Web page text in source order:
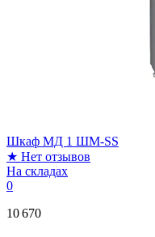
Шкаф МД 1 ШМ-SS
★ Нет отзывов
На складах
0
10 670